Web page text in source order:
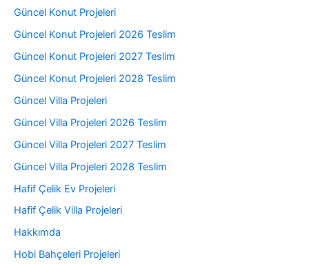
Güncel Konut Projeleri
Güncel Konut Projeleri 2026 Teslim
Güncel Konut Projeleri 2027 Teslim
Güncel Konut Projeleri 2028 Teslim
Güncel Villa Projeleri
Güncel Villa Projeleri 2026 Teslim
Güncel Villa Projeleri 2027 Teslim
Güncel Villa Projeleri 2028 Teslim
Hafif Çelik Ev Projeleri
Hafif Çelik Villa Projeleri
Hakkımda
Hobi Bahçeleri Projeleri